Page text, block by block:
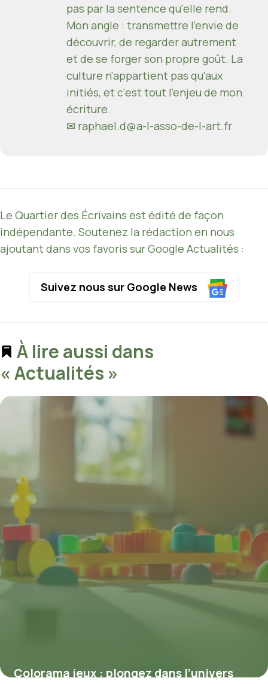
pas par la sentence qu'elle rend.
Mon angle : transmettre l'envie de
découvrir, de regarder autrement
et de se forger son propre goût. La
culture n'appartient pas qu'aux
initiés, et c'est tout l'enjeu de mon
écriture.
✉ raphael.d@a-l-asso-de-l-art.fr
Le Quartier des Écrivains est édité de façon
indépendante. Soutenez la rédaction en nous
ajoutant dans vos favoris sur Google Actualités :
Suivez nous sur Google News
À lire aussi dans
« Actualités »
Colorama jeux : plongez dans l’univers